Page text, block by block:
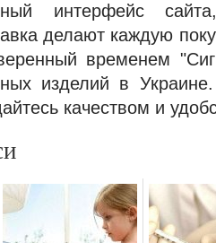
интерфейс
делают каждую
временем
изделий в
качеством и